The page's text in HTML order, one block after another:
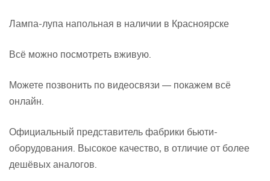
Лампа-лупа напольная в наличии в Красноярске
Всё можно посмотреть вживую.
Можете позвонить по видеосвязи — покажем всё
онлайн.
Официальный представитель фабрики бьюти-
оборудования. Высокое качество, в отличие от более
дешёвых аналогов.